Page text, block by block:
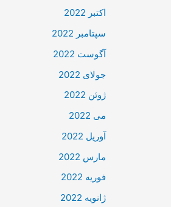
اکتبر 2022
سپتامبر 2022
آگوست 2022
جولای 2022
ژوئن 2022
می 2022
آوریل 2022
مارس 2022
فوریه 2022
ژانویه 2022